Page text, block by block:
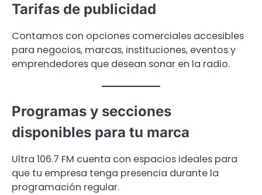
Tarifas de publicidad
Contamos con opciones comerciales accesibles
para negocios, marcas, instituciones, eventos y
emprendedores que desean sonar en la radio.
Programas y secciones
disponibles para tu marca
Ultra 106.7 FM cuenta con espacios ideales para
que tu empresa tenga presencia durante la
programación regular.